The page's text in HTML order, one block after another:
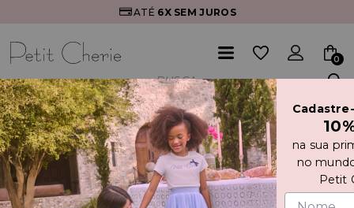
ATÉ 6XSEM JUROS
0
Início
VESTIDO COM BABADOS DE TULE E PÉROLAS APLICADAS
na sua
no
Petit